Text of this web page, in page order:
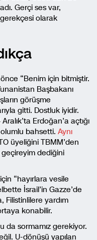
Gerçi ses var,
olarak
“Benim için bitmiştir.
Başbakanı
görüşme
gitti. Dostluk iyidir.
Erdoğan’a açtığı
bahsetti. Aynı
üyeliğini TBMM’den
geçireyim dediğini
“hayırlara vesile
İsrail’in Gazze’de
Filistinlilere yardım
konabilir.
da sormamız gerekiyor.
U-dönüşü yapılan